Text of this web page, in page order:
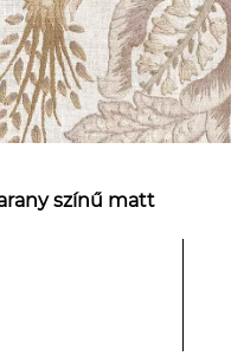
színű matt